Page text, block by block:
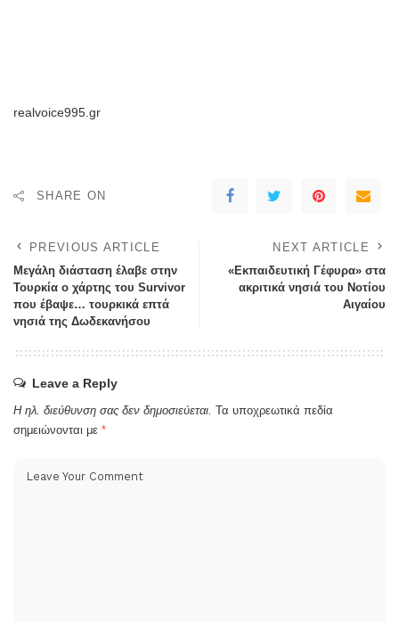
realvoice995.gr
SHARE ON
PREVIOUS ARTICLE
Μεγάλη διάσταση έλαβε στην
Τουρκία ο χάρτης του Survivor
που έβαψε… τουρκικά επτά
νησιά της Δωδεκανήσου
NEXT ARTICLE
«Εκπαιδευτική Γέφυρα» στα
ακριτικά νησιά του Νοτίου
Αιγαίου
Leave a Reply
Η ηλ. διεύθυνση σας δεν δημοσιεύεται. Τα υποχρεωτικά πεδία
σημειώνονται με *